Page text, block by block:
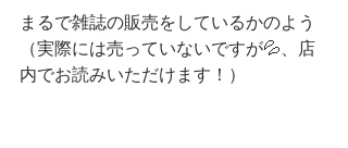
まるで雑誌の販売をしているかのよう
（実際には売っていないですが💦、店
内でお読みいただけます！）